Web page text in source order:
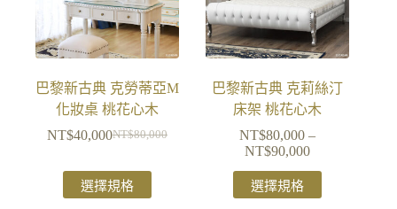
巴黎新古典 克勞蒂亞M
化妝桌 桃花心木
NT$80,000
NT$40,000
選擇規格
巴黎新古典 克莉絲汀
床架 桃花心木
NT$80,000 –
NT$90,000
選擇規格